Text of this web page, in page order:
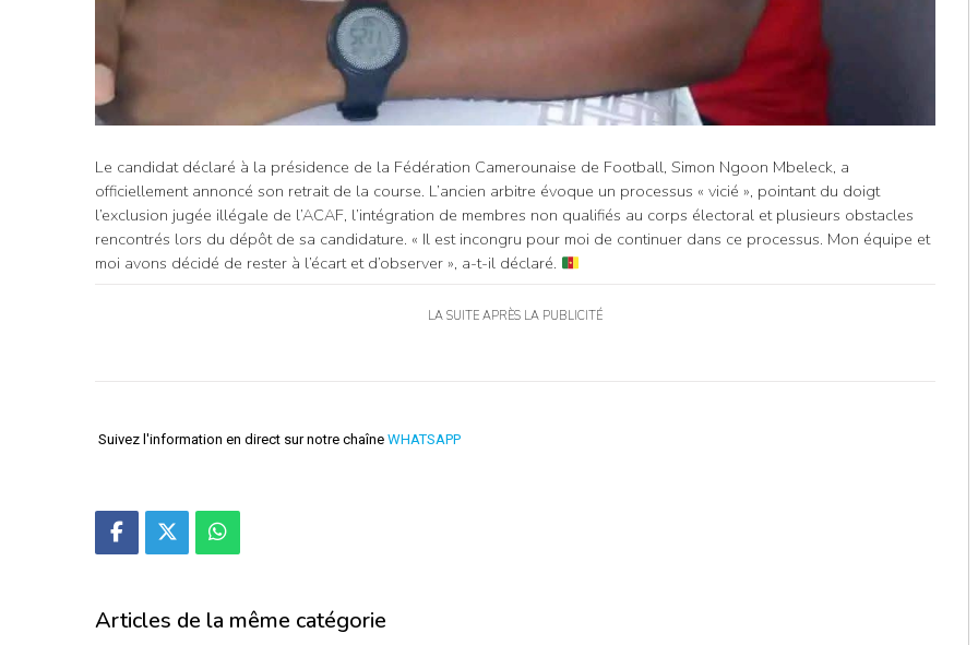
Le candidat déclaré à la présidence de la Fédération Camerounaise de Football, Simon Ngoon Mbeleck, a
officiellement annoncé son retrait de la course. L’ancien arbitre évoque un processus « vicié », pointant du doigt
l’exclusion jugée illégale de l’ACAF, l’intégration de membres non qualifiés au corps électoral et plusieurs obstacles
rencontrés lors du dépôt de sa candidature. « Il est incongru pour moi de continuer dans ce processus. Mon équipe et
moi avons décidé de rester à l’écart et d’observer », a-t-il déclaré.
LA SUITE APRÈS LA PUBLICITÉ
Suivez l'information en direct sur notre chaîne WHATSAPP
Articles de la même catégorie